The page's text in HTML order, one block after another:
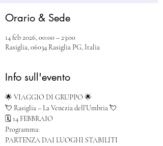
Orario & Sede
14 feb 2026, 00:00 – 23:00
Rasiglia, 06034 Rasiglia PG, Italia
Info sull'evento
🌟 VIAGGIO DI GRUPPO 🌟
💘 Rasiglia – La Venezia dell’Umbria 💘
🗓️ 14 FEBBRAIO
Programma:
PARTENZA DAI LUOGHI STABILITI